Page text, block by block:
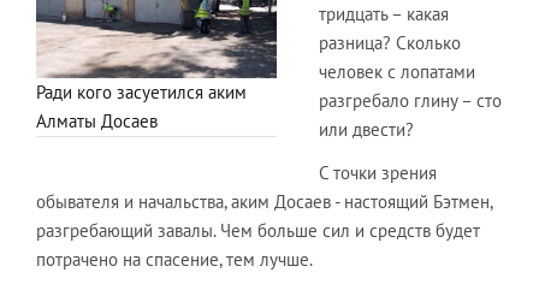
Ради кого засуетился аким
Алматы Досаев
тридцать – какая
разница? Сколько
человек с лопатами
разгребало глину – сто
или двести?
С точки зрения
обывателя и начальства, аким Досаев - настоящий Бэтмен,
разгребающий завалы. Чем больше сил и средств будет
потрачено на спасение, тем лучше.